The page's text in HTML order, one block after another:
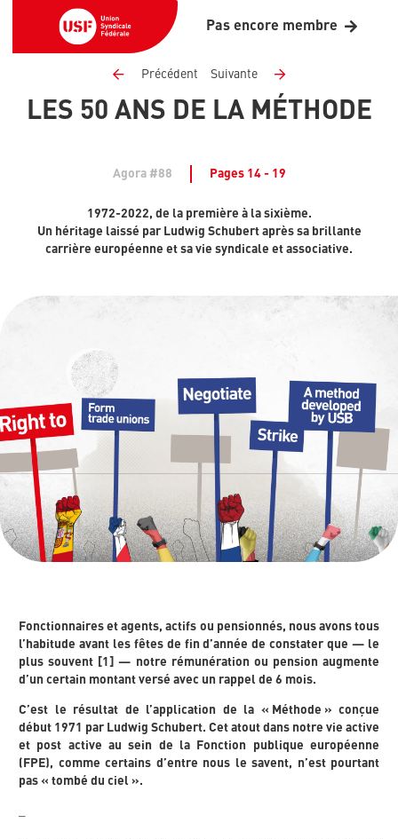
Pas encore membre
Précédent Suivante
LES 50 ANS DE LA MÉTHODE
Agora #88 Pages 14 - 19
1972-2022, de la première à la sixième.
Un héritage laissé par Ludwig Schubert après sa brillante
carrière européenne et sa vie syndicale et associative.
Fonctionnaires et agents, actifs ou pensionnés, nous avons tous
l’habitude avant les fêtes de fin d’année de constater que — le
plus souvent [1] — notre rémunération ou pension augmente
d’un certain montant versé avec un rappel de 6 mois.
C’est le résultat de l’application de la « Méthode » conçue
début 1971 par Ludwig Schubert. Cet atout dans notre vie active
et post active au sein de la Fonction publique européenne
(FPE), comme certains d’entre nous le savent, n’est pourtant
pas « tombé du ciel ».